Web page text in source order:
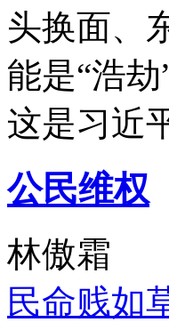
头换面、
能是“浩
这是习近
公民维权
林傲霜
民命贱如